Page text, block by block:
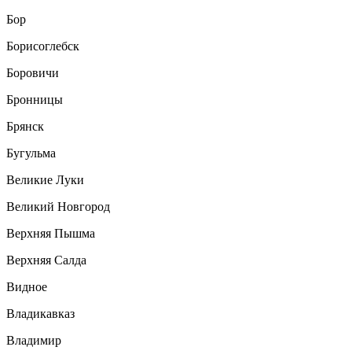
Бор
Борисоглебск
Боровичи
Бронницы
Брянск
Бугульма
Великие Луки
Великий Новгород
Верхняя Пышма
Верхняя Салда
Видное
Владикавказ
Владимир